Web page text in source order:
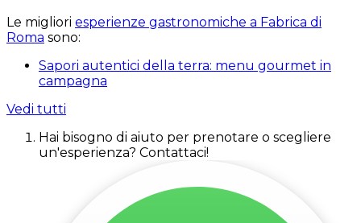
Le migliori esperienze gastronomiche a Fabrica di
Roma sono:
Sapori autentici della terra: menu gourmet in
campagna
Vedi tutti
Hai bisogno di aiuto per prenotare o scegliere
un'esperienza? Contattaci!